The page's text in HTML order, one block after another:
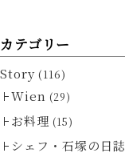
カテゴリー
Story (116)
Wien (29)
お料理 (15)
シェフ・石塚の日誌